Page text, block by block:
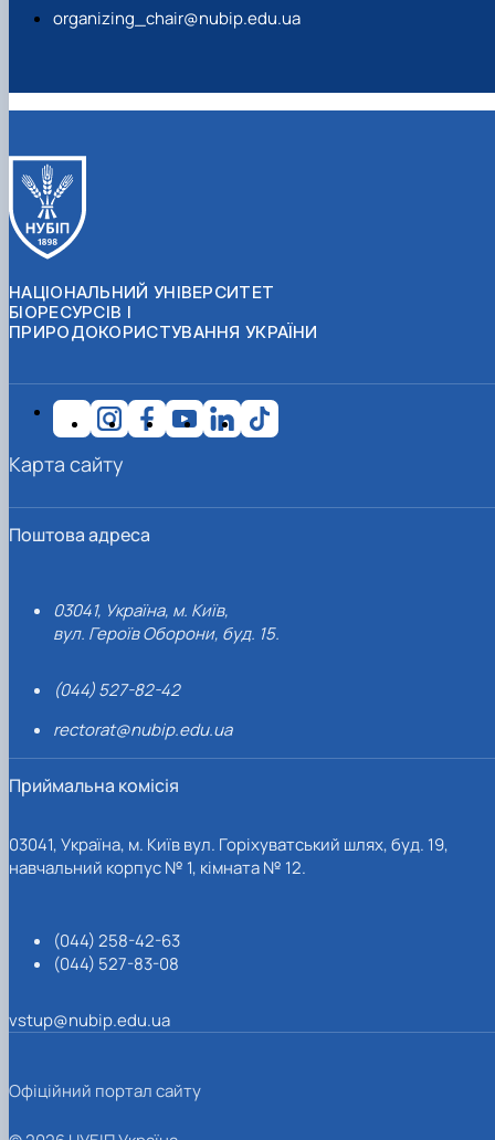
organizing_chair@nubip.edu.ua
НАЦІОНАЛЬНИЙ УНІВЕРСИТЕТ
БІОРЕСУРСІВ І
ПРИРОДОКОРИСТУВАННЯ УКРАЇНИ
Поштова адреса
03041, Україна, м. Київ,
вул. Героїв Оборони, буд. 15.
(044) 527-82-42
rectorat@nubip.edu.ua
Приймальна комісія
03041, Україна, м. Київ вул. Горіхуватський шлях, буд. 19,
навчальний корпус № 1, кімната № 12.
(044) 258-42-63
(044) 527-83-08
vstup@nubip.edu.ua
Карта сайту
Офіційний портал сайту